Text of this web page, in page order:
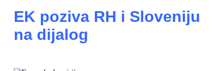
EK poziva RH i Sloveniju
na dijalog